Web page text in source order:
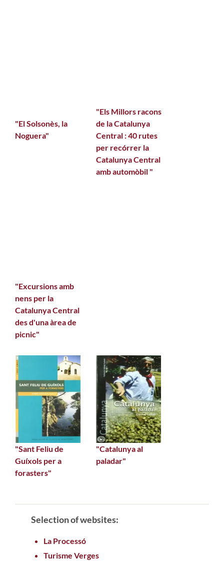
"El Solsonès, la
Noguera"
"Els Millors racons
de la Catalunya
Central : 40 rutes
per recórrer la
Catalunya Central
amb automòbil "
"Excursions amb
nens per la
Catalunya Central
des d'una àrea de
picnic"
"Sant Feliu de
Guíxols per a
forasters"
"Catalunya al
paladar"
Selection of websites:
La Processó
Turisme Verges